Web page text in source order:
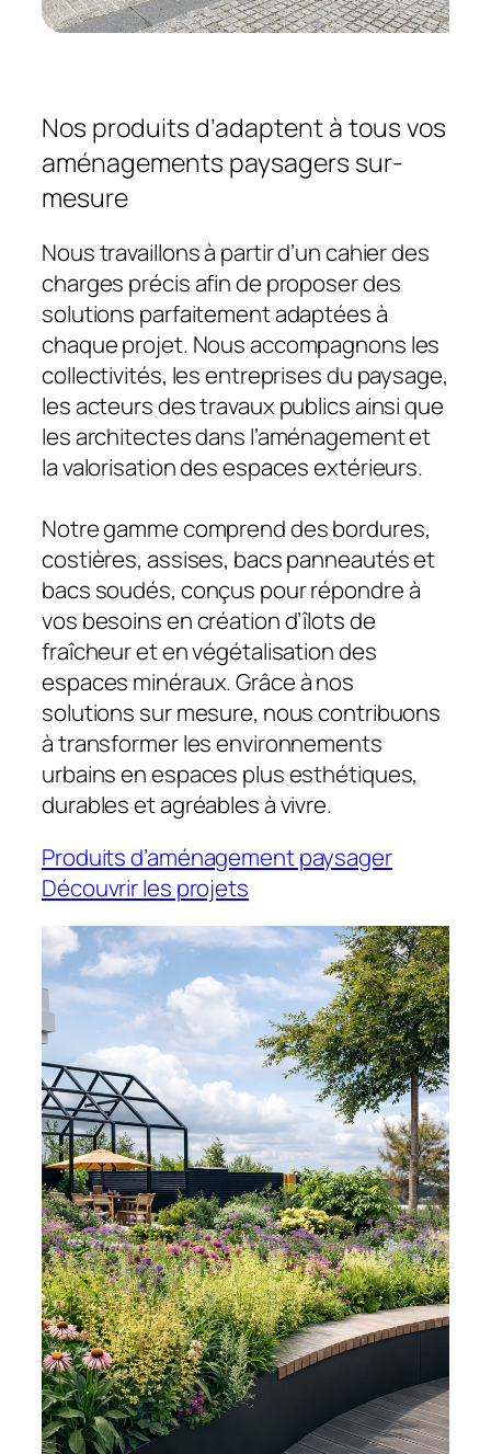
Nos produits d’adaptent à tous vos
aménagements paysagers sur-
mesure
Nous travaillons à partir d’un cahier des
charges précis afin de proposer des
solutions parfaitement adaptées à
chaque projet. Nous accompagnons les
collectivités, les entreprises du paysage,
les acteurs des travaux publics ainsi que
les architectes dans l’aménagement et
la valorisation des espaces extérieurs.
Notre gamme comprend des bordures,
costières, assises, bacs panneautés et
bacs soudés, conçus pour répondre à
vos besoins en création d’îlots de
fraîcheur et en végétalisation des
espaces minéraux. Grâce à nos
solutions sur mesure, nous contribuons
à transformer les environnements
urbains en espaces plus esthétiques,
durables et agréables à vivre.
Produits d’aménagement paysager
Découvrir les projets